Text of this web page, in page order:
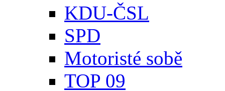
KDU-ČSL
SPD
Motoristé sobě
TOP 09